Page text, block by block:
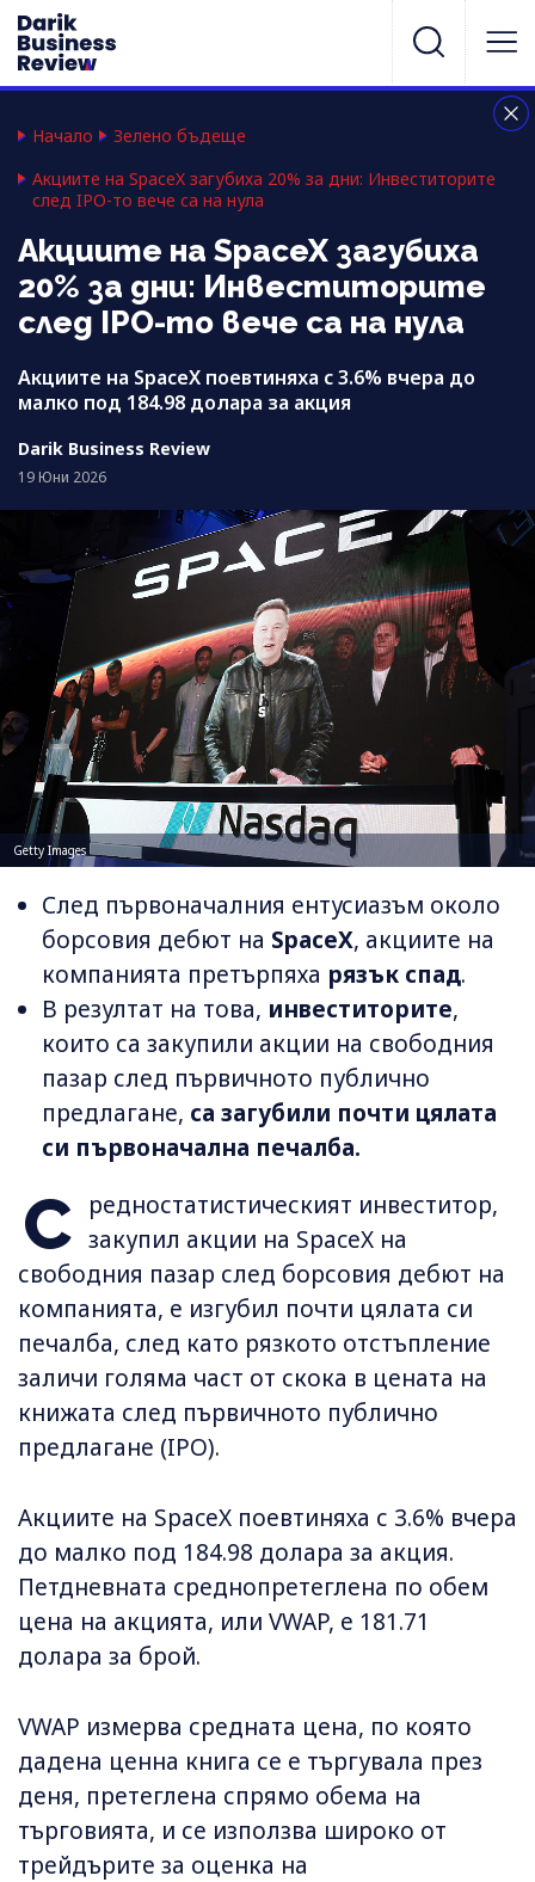
Начало
Зелено бъдеще
Акциите на SpaceX загубиха 20% за дни: Инвеститорите
след IPO-то вече са на нула
Акциите на SpaceX загубиха
20% за дни: Инвеститорите
след IPO-то вече са на нула
Акциите на SpaceX поевтиняха с 3.6% вчера до
малко под 184.98 долара за акция
Darik Business Review
19 Юни 2026
Getty Images
След първоначалния ентусиазъм около
борсовия дебют на SpaceX, акциите на
компанията претърпяха рязък спад.
В резултат на това, инвеститорите,
които са закупили акции на свободния
пазар след първичното публично
предлагане, са загубили почти цялата
си първоначална печалба.
С
редностатистическият инвеститор,
закупил акции на SpaceX на
свободния пазар след борсовия дебют на
компанията, е изгубил почти цялата си
печалба, след като рязкото отстъпление
заличи голяма част от скока в цената на
книжата след първичното публично
предлагане (IPO).
Акциите на SpaceX поевтиняха с 3.6% вчера
до малко под 184.98 долара за акция.
Петдневната среднопретеглена по обем
цена на акцията, или VWAP, е 181.71
долара за брой.
VWAP измерва средната цена, по която
дадена ценна книга се е търгувала през
деня, претеглена спрямо обема на
търговията, и се използва широко от
трейдърите за оценка на